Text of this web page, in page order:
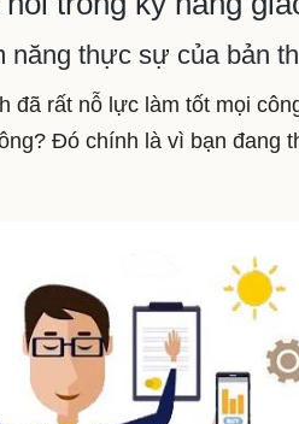
năng thực sự của bản
đã rất nỗ lực làm tốt mọi
Đó chính là vì bạn đang